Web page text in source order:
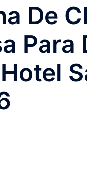
De
Para